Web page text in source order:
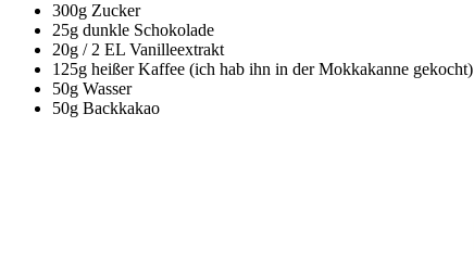
300g Zucker
25g dunkle Schokolade
20g / 2 EL Vanilleextrakt
125g heißer Kaffee (ich hab ihn in der Mokkakanne gekocht)
50g Wasser
50g Backkakao